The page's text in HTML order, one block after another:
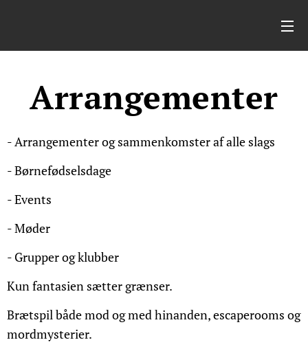
Arrangementer
- Arrangementer og sammenkomster af alle slags
- Børnefødselsdage
- Events
- Møder
- Grupper og klubber
Kun fantasien sætter grænser.
Brætspil både mod og med hinanden, escaperooms og
mordmysterier.